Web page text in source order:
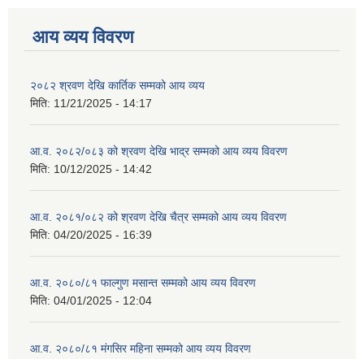
आय व्यय विवरण
२०८२ श्रवण देखि कार्तिक सम्मको आय व्यय
मिति: 11/21/2025 - 14:17
आ.व. २०८२/०८३ को श्रवण देखि भाद्र सम्मको आय व्यय विवरण
मिति: 10/12/2025 - 14:42
आ.व. २०८१/०८२ को श्रवण देखि चैत्र सम्मको आय व्यय विवरण
मिति: 04/20/2025 - 16:39
आ.व. २०८०/८१ फाल्गुण मसान्त सम्मको आय व्यय विवरण
मिति: 04/01/2025 - 12:04
आ.व. २०८०/८१ मंगसिर महिना सम्मको आय व्यय विवरण